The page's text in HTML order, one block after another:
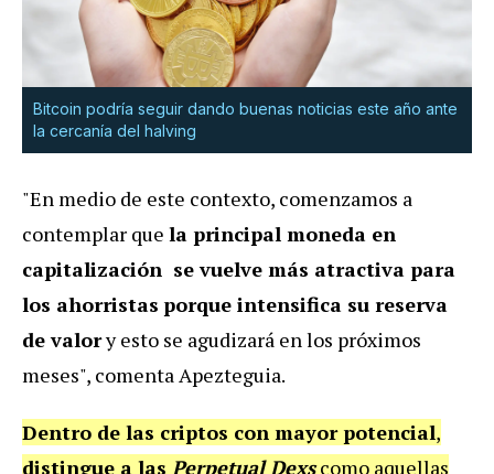
Bitcoin podría seguir dando buenas noticias este año ante
la cercanía del halving
"En medio de este contexto, comenzamos a
contemplar que la principal moneda en
capitalización se vuelve más atractiva para
los ahorristas porque intensifica su reserva
de valory esto se agudizará en los próximos
meses", comenta Apezteguia.
Dentro de las criptos con mayor potencial,
distingue a las Perpetual Dexscomo aquellas